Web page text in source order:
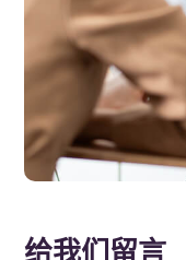
给我们留言